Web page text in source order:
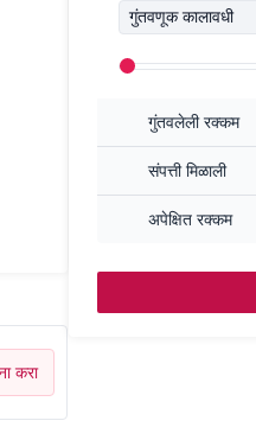
करा
गुंतवणूक कालावधी
गुंतवलेली रक्कम
संपत्ती मिळाली
अपेक्षित रक्कम